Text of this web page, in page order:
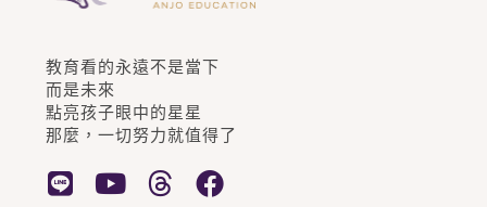
教育看的永遠不是當下
而是未來
點亮孩子眼中的星星
那麼，一切努力就值得了